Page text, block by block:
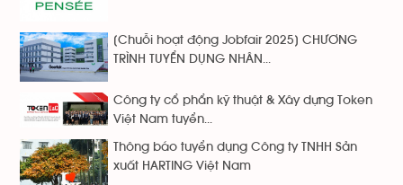
[Chuỗi hoạt động Jobfair 2025] CHƯƠNG
TRÌNH TUYỂN DỤNG NHÂN...
Công ty cổ phẩn kỹ thuật & Xây dựng Token
Việt Nam tuyển...
Thông báo tuyển dụng Công ty TNHH Sản
xuất HARTING Việt Nam